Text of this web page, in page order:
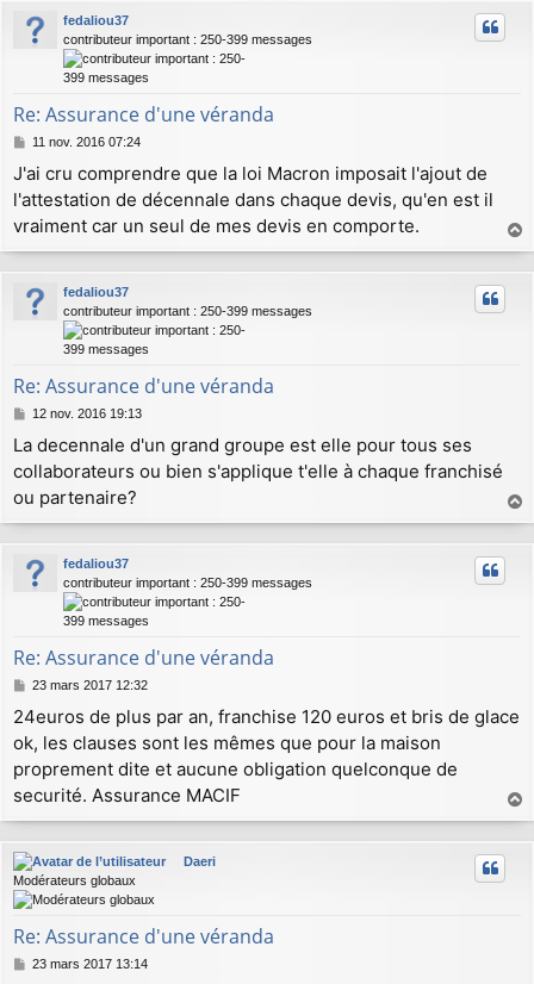
fedaliou37
contributeur important : 250-399 messages
Re: Assurance d'une véranda
M
s
s
g
e
11 nov. 2016 07:24
J'ai cru comprendre que la loi Macron imposait l'ajout de
l'attestation de décennale dans chaque devis, qu'en est il
vraiment car un seul de mes devis en comporte.
a
u
fedaliou37
contributeur important : 250-399 messages
Re: Assurance d'une véranda
M
s
s
g
e
12 nov. 2016 19:13
La decennale d'un grand groupe est elle pour tous ses
collaborateurs ou bien s'applique t'elle à chaque franchisé
ou partenaire?
a
u
fedaliou37
contributeur important : 250-399 messages
Re: Assurance d'une véranda
M
s
s
g
e
23 mars 2017 12:32
24euros de plus par an, franchise 120 euros et bris de glace
ok, les clauses sont les mêmes que pour la maison
proprement dite et aucune obligation quelconque de
securité. Assurance MACIF
a
u
Daeri
Modérateurs globaux
Re: Assurance d'une véranda
M
23 mars 2017 13:14